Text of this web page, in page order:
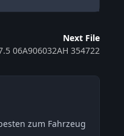
Next File
06A906032AH 354722
zum Fahrzeug